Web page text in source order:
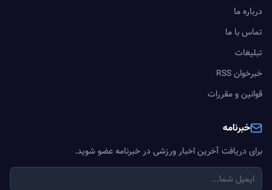
درباره ما
تماس با ما
تبلیغات
خبرخوان RSS
قوانین و مقررات
خبرنامه
برای دریافت آخرین اخبار ورزشی در خبرنامه عضو شوید.